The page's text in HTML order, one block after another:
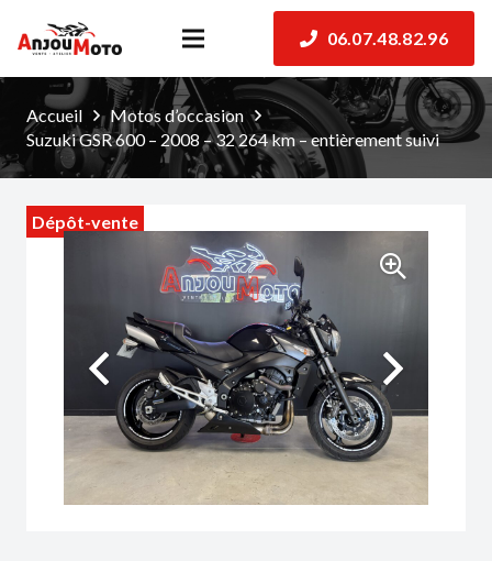
06.07.48.82.96
Accueil
Motos d’occasion
Suzuki GSR 600 – 2008 – 32 264 km – entièrement suivi
Dépôt-vente